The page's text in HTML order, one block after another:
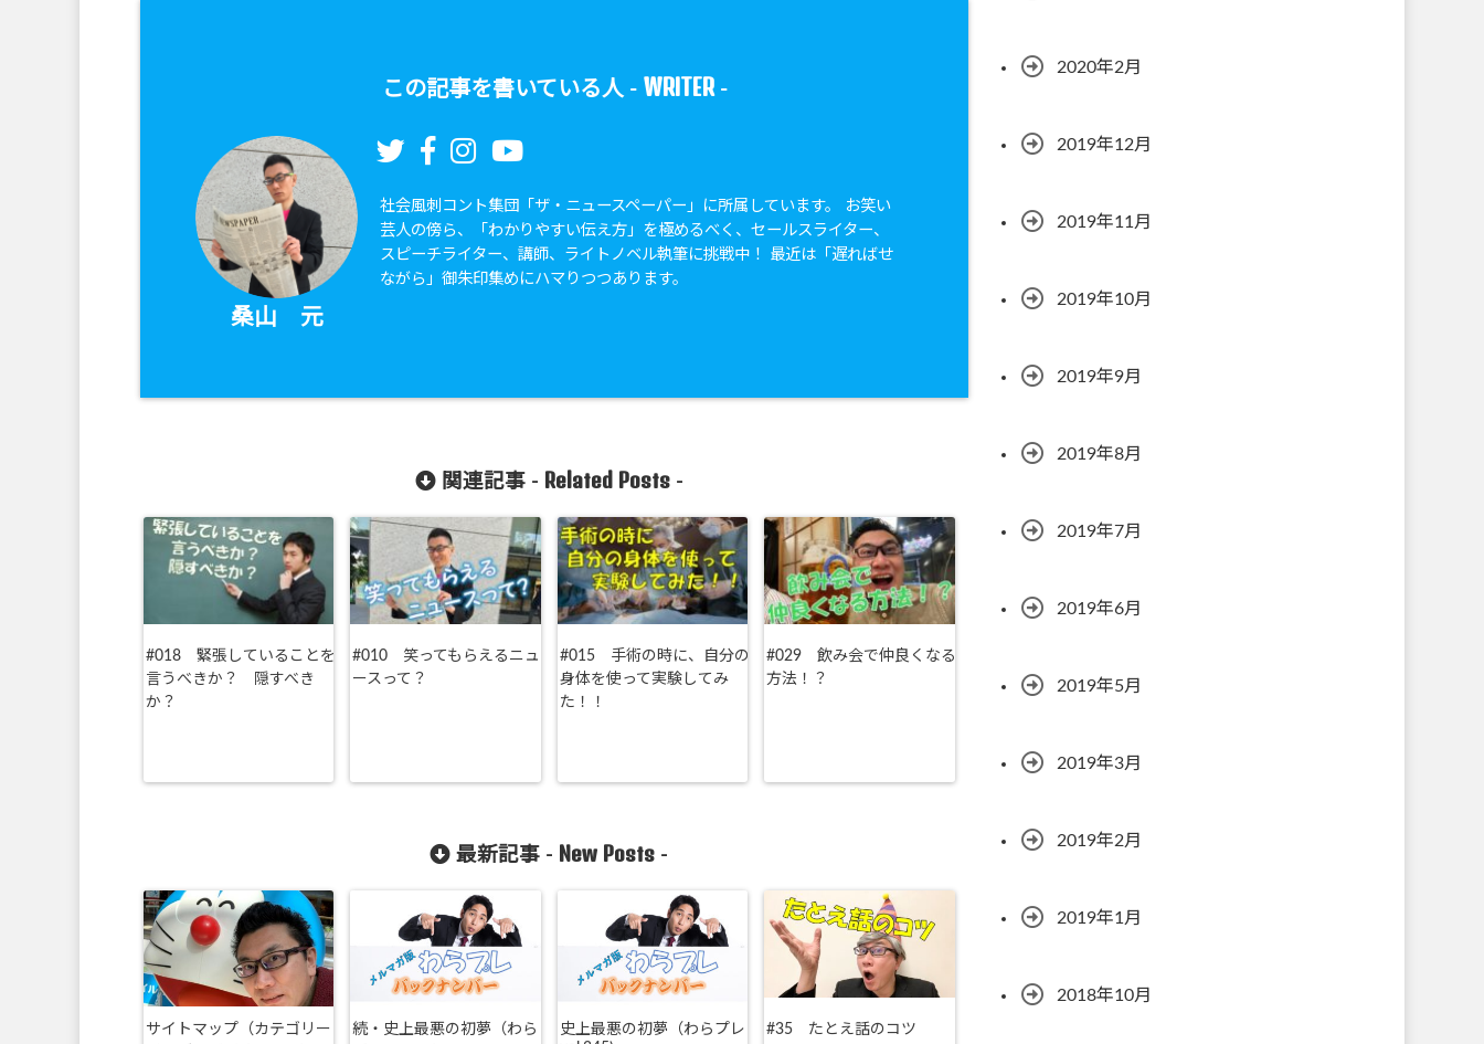
この記事を書いている人 - WRITER-
桑山 元
社会風刺コント集団「ザ・ニュースペーパー」に所属しています。 お笑い
芸人の傍ら、「わかりやすい伝え方」を極めるべく、セールスライター、
スピーチライター、講師、ライトノベル執筆に挑戦中！ 最近は「遅ればせ
ながら」御朱印集めにハマりつつあります。
関連記事 - Related Posts-
#018 緊張していることを
言うべきか？ 隠すべき
か？
#010 笑ってもらえるニュ
ースって？
#015 手術の時に、自分の
身体を使って実験してみ
た！！
#029 飲み会で仲良くなる
方法！？
最新記事 - New Posts -
サイトマップ（カテゴリー
続・史上最悪の初夢（わら
史上最悪の初夢（わらプレ
#35 たとえ話のコツ
2020年2月
2019年12月
2019年11月
2019年10月
2019年9月
2019年8月
2019年7月
2019年6月
2019年5月
2019年3月
2019年2月
2019年1月
2018年10月